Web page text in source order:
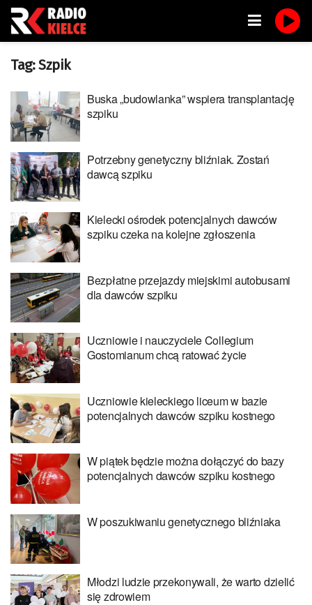
Tag:Szpik
Buska „budowlanka” wspiera transplantację
szpiku
Potrzebny genetyczny bliźniak. Zostań
dawcą szpiku
Kielecki ośrodek potencjalnych dawców
szpiku czeka na kolejne zgłoszenia
Bezpłatne przejazdy miejskimi autobusami
dla dawców szpiku
Uczniowie i nauczyciele Collegium
Gostomianum chcą ratować życie
Uczniowie kieleckiego liceum w bazie
potencjalnych dawców szpiku kostnego
W piątek będzie można dołączyć do bazy
potencjalnych dawców szpiku kostnego
W poszukiwaniu genetycznego bliźniaka
Młodzi ludzie przekonywali, że warto dzielić
się zdrowiem